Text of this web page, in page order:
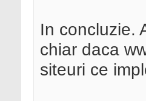
In concluzie.
chiar daca
siteuri ce